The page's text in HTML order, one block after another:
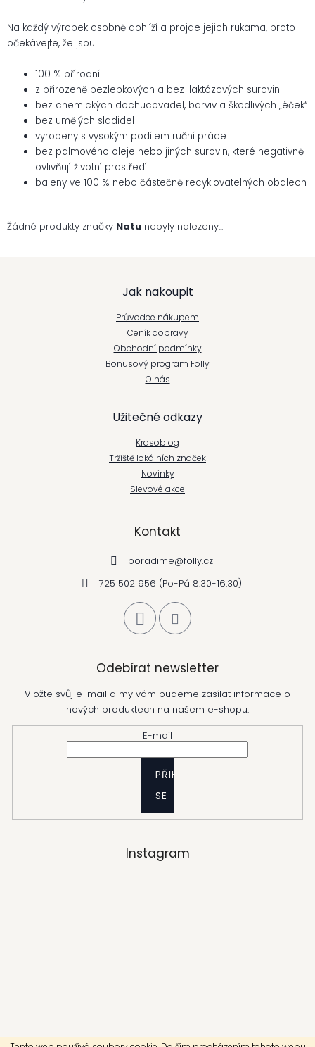
Na každý výrobek osobně dohlíží a projde jejich rukama, proto
očekávejte, že jsou:
100 % přírodní
z přirozeně bezlepkových a bez-laktózových surovin
bez chemických dochucovadel, barviv a škodlivých „éček“
bez umělých sladidel
vyrobeny s vysokým podílem ruční práce
bez palmového oleje nebo jiných surovin, které negativně
ovlivňují životní prostředí
baleny ve 100 % nebo částečně recyklovatelných obalech
Žádné produkty značky Natu nebyly nalezeny...
Jak nakoupit
Průvodce nákupem
Ceník dopravy
Obchodní podmínky
Bonusový program Folly
O nás
Užitečné odkazy
Krasoblog
Tržiště lokálních značek
Novinky
Slevové akce
Kontakt
poradime@folly.cz
725 502 956 (Po-Pá 8:30-16:30)
Odebírat newsletter
Vložte svůj e-mail a my vám budeme zasílat informace o
nových produktech na našem e-shopu.
E-mail
PŘIHLÁSIT
SE
Instagram